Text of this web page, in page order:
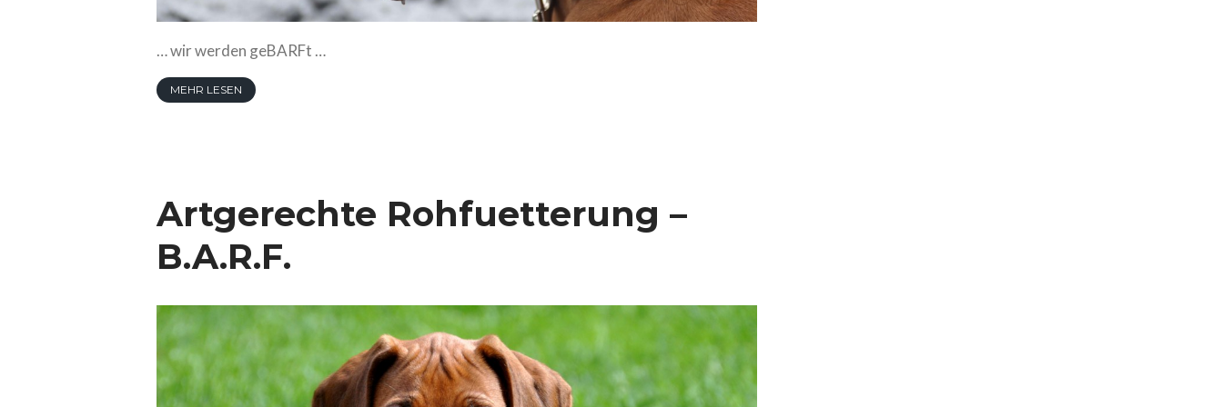
… wir werden geBARFt …
MEHR LESEN
Artgerechte Rohfuetterung –
B.A.R.F.